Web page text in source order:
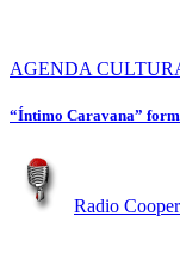
AGENDA
“Íntimo Caravana”
Radio